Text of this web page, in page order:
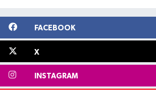
FACEBOOK
X
INSTAGRAM